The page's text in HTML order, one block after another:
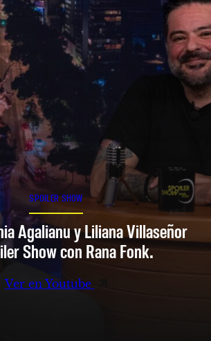
SPOILER SHOW
Agalianu y Liliana Villaseñor
Show con Rana Fonk.
Ver en Youtube